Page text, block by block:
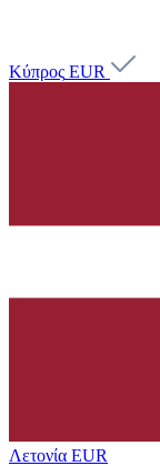
Κύπρος EUR
Λετονία EUR